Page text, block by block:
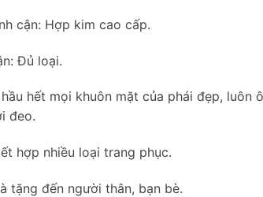
cận: Hợp kim cao cấp.
Đủ loại.
hết mọi khuôn mặt của phái đẹp, luôn
đeo.
hợp nhiều loại trang phục.
tặng đến người thân, bạn bè.